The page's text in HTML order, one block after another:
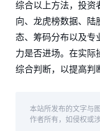
综合以上方法，投资
向、龙虎榜数据、陆
态、筹码分布以及专
力是否进场。在实际
综合判断，以提高判
本站所发布的文字与
作者所有，如侵权或